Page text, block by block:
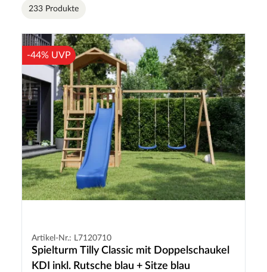
233 Produkte
-44% UVP
Artikel-Nr.: L7120710
Spielturm Tilly Classic mit Doppelschaukel
KDI inkl. Rutsche blau + Sitze blau